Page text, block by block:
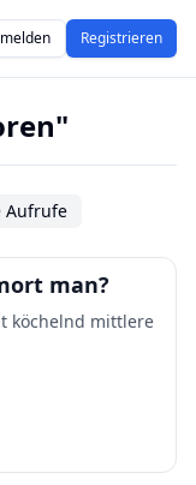
Registrieren
Aufrufe
man?
köchelnd mittlere